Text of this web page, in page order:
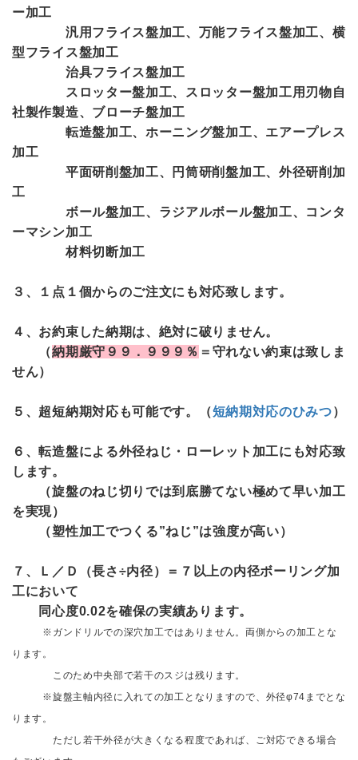
ー加工
汎用フライス盤加工、万能フライス盤加工、横
型フライス盤加工
治具フライス盤加工
スロッター盤加工、スロッター盤加工用刃物自
社製作製造、ブローチ盤加工
転造盤加工、ホーニング盤加工、エアープレス
加工
平面研削盤加工、円筒研削盤加工、外径研削加
工
ボール盤加工、ラジアルボール盤加工、コンタ
ーマシン加工
材料切断加工
３、１点１個からのご注文にも対応致します。
４、お約束した納期は、絶対に破りません。
（納期厳守９９．９９９％ ＝守れない約束は致しま
せん）
５、超短納期対応も可能です。（短納期対応のひみつ）
６、転造盤による外径ねじ・ローレット加工にも対応致
します。
（旋盤のねじ切りでは到底勝てない極めて早い加工
を実現）
（塑性加工でつくる”ねじ”は強度が高い）
７、Ｌ／Ｄ（長さ÷内径）＝７以上の内径ボーリング加
工において
同心度0.02を確保の実績あります。
※ガンドリルでの深穴加工ではありません。両側からの加工とな
ります。
このため中央部で若干のスジは残ります。
※旋盤主軸内径に入れての加工となりますので、外径φ74までとな
ります。
ただし若干外径が大きくなる程度であれば、ご対応できる場合